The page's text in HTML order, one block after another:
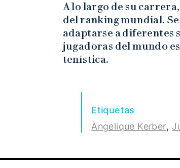
A lo largo de su
del ranking mundial.
adaptarse a diferentes
jugadoras del mundo
tenística.
Etiquetas
Angelique Kerber,